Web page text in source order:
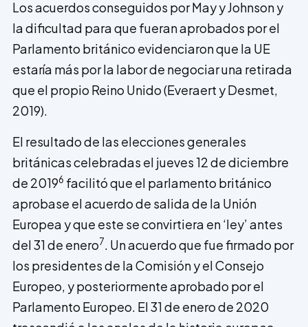
Los acuerdos conseguidos por May y Johnson y
la dificultad para que fueran aprobados por el
Parlamento británico evidenciaron que la UE
estaría más por la labor de negociar una retirada
que el propio Reino Unido (Everaert y Desmet,
2019).
El resultado de las elecciones generales
británicas celebradas el jueves 12 de diciembre
de 20196 facilitó que el parlamento británico
aprobase el acuerdo de salida de la Unión
Europea y que este se convirtiera en ‘ley’ antes
del 31 de enero7 . Un acuerdo que fue firmado por
los presidentes de la Comisión y el Consejo
Europeo, y posteriormente aprobado por el
Parlamento Europeo. El 31 de enero de 2020